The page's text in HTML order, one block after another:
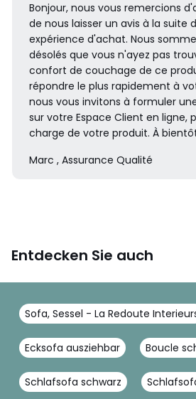
Bonjour, nous vous remercions
de nous laisser un avis à la suite
expérience d'achat. Nous
désolés que vous n'ayez pas
confort de couchage de ce
répondre le plus rapidement à
nous vous invitons à formuler
sur votre Espace Client en ligne,
charge de votre produit. À
Marc , Assurance Qualité
Entdecken Sie auch
Sofa, Sessel - La Redoute
Ecksofa ausziehbar Boucle
Schlafsofa schwarz